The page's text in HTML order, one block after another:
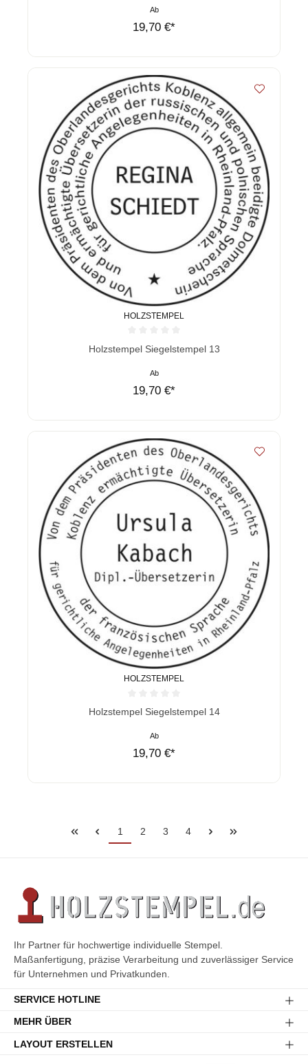
Ab
19,70 €*
HOLZSTEMPEL
Durchschnittliche Bewertung von 0 von 5 Sternen
Holzstempel Siegelstempel 13
Ab
19,70 €*
HOLZSTEMPEL
Durchschnittliche Bewertung von 0 von 5 Sternen
Holzstempel Siegelstempel 14
Ab
19,70 €*
1 2 3 4
Ihr Partner für hochwertige individuelle Stempel.
Maßanfertigung, präzise Verarbeitung und zuverlässiger Service
für Unternehmen und Privatkunden.
SERVICE HOTLINE
MEHR ÜBER
LAYOUT ERSTELLEN